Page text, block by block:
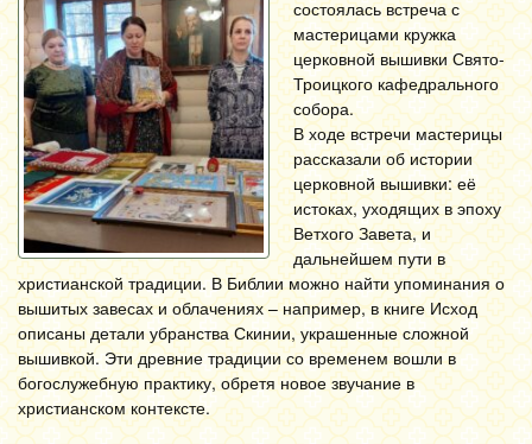
состоялась встреча с
мастерицами кружка
церковной вышивки Свято-
Троицкого кафедрального
собора.
В ходе встречи мастерицы
рассказали об истории
церковной вышивки: её
истоках, уходящих в эпоху
Ветхого Завета, и
дальнейшем пути в
христианской традиции. В Библии можно найти упоминания о
вышитых завесах и облачениях – например, в книге Исход
описаны детали убранства Скинии, украшенные сложной
вышивкой. Эти древние традиции со временем вошли в
богослужебную практику, обретя новое звучание в
христианском контексте.